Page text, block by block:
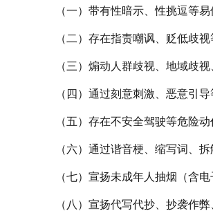
（一）带有性暗示、性挑逗等
（二）存在指责嘲讽、贬低歧
（三）煽动人群歧视、地域歧
（四）通过刻意刺激、恶意引
（五）存在不安全驾驶等危险
（六）通过谐音梗、缩写词、
（七）宣扬未成年人抽烟（含
（八）宣扬代写代抄、抄袭作